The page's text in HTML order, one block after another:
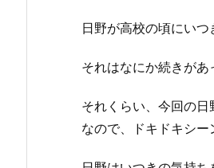
日野が高校の頃にいつ
それはなにか続きがあ
それくらい、今回の日
なので、ドキドキシー